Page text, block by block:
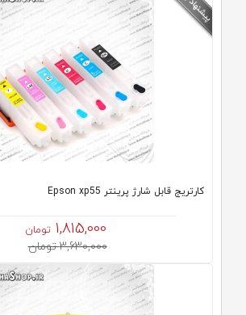
کارتریج قابل شارژ پرینتر Epson xp55
1,815,000 تومان
3,630,000 تومان